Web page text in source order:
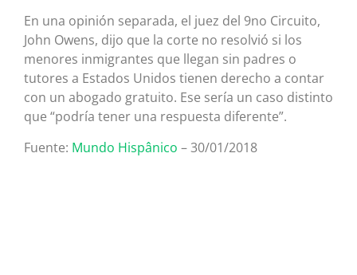
En una opinión separada, el juez del 9no Circuito,
John Owens, dijo que la corte no resolvió si los
menores inmigrantes que llegan sin padres o
tutores a Estados Unidos tienen derecho a contar
con un abogado gratuito. Ese sería un caso distinto
que “podría tener una respuesta diferente”.
Fuente: Mundo Hispânico – 30/01/2018